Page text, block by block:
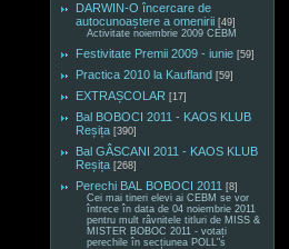
DARWIN-O încercare de
autocunoaștere a omenirii [49]
Activitate noiembrie 2009 CEBM
Festivitate Premii 2009 - iunie [59]
Practica 2010 la Kaufland [59]
EXTRAȘCOLAR [17]
Bal BOBOCI 2011 - KAOS KLUB
Reșița [390]
Bal GÂSCANI 2011 - KAOS KLUB
Reșița [268]
Perechi BAL BOBOCI 2011 [8]
Cei mai tineri elevi ai CEBM se vor
întrece în data de 04 noiembrie 2011
pentru mult râvnitele titluri de MISS &
MISTER BOBOC 2011 - votați
perechile în secțiunea POLL"s